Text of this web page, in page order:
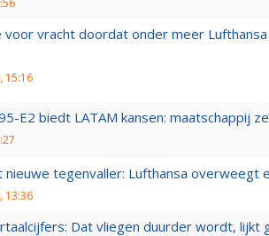
voor vracht doordat onder meer
15:16
E2 biedt LATAM kansen: maatschappij
nieuwe tegenvaller: Lufthansa overweegt
13:36
Dat vliegen duurder wordt, lijkt